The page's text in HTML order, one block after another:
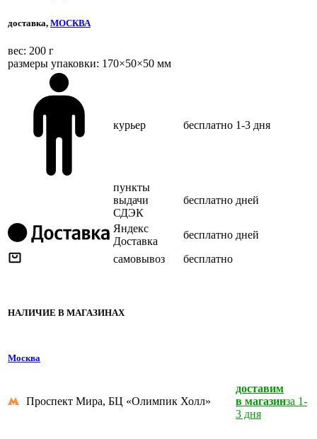
доставка, МОСКВА
веc: 200 г
размеры упаковки: 170×50×50 мм
курьер бесплатно 1-3 дня
пункты
выдачи
СДЭК
бесплатно дней
Яндекс
Доставка
бесплатно дней
самовывоз
бесплатно
НАЛИЧИЕ В МАГАЗИНАХ
Москва
Проспект Мира, БЦ «Олимпик Холл»
доставим
в магазинза 1-
3 дня